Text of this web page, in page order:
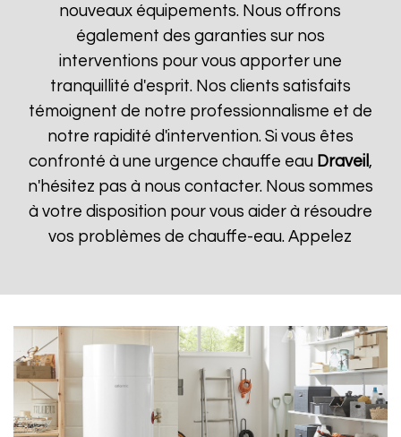
nouveaux équipements. Nous offrons
également des garanties sur nos
interventions pour vous apporter une
tranquillité d'esprit. Nos clients satisfaits
témoignent de notre professionnalisme et de
notre rapidité d'intervention. Si vous êtes
confronté à une urgence chauffe eau Draveil ,
n'hésitez pas à nous contacter. Nous sommes
à votre disposition pour vous aider à résoudre
vos problèmes de chauffe-eau. Appelez